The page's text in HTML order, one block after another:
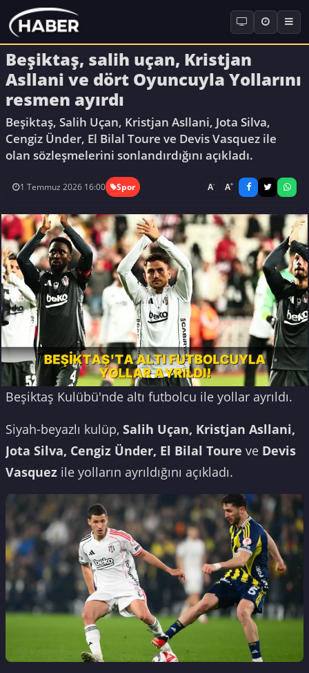
Beşiktaş, salih uçan, Kristjan
Asllani ve dört Oyuncuyla Yollarını
resmen ayırdı
Beşiktaş, Salih Uçan, Kristjan Asllani, Jota Silva,
Cengiz Ünder, El Bilal Toure ve Devis Vasquez ile
olan sözleşmelerini sonlandırdığını açıkladı.
1 Temmuz 2026 16:00 Spor A- A+
Beşiktaş Kulübü'nde altı futbolcu ile yollar ayrıldı.
Siyah-beyazlı kulüp, Salih Uçan, Kristjan Asllani,
Jota Silva, Cengiz Ünder, El Bilal Toure ve Devis
Vasquez ile yolların ayrıldığını açıkladı.